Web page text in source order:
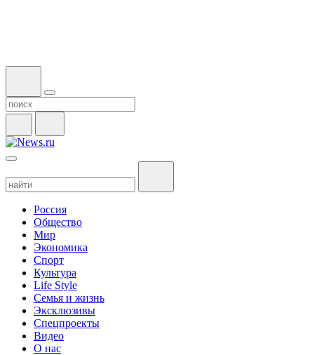
Россия
Общество
Мир
Экономика
Спорт
Культура
Life Style
Семья и жизнь
Эксклюзивы
Спецпроекты
Видео
О нас